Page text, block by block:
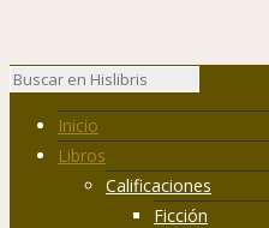
Inicio
Libros
Calificaciones
Ficción